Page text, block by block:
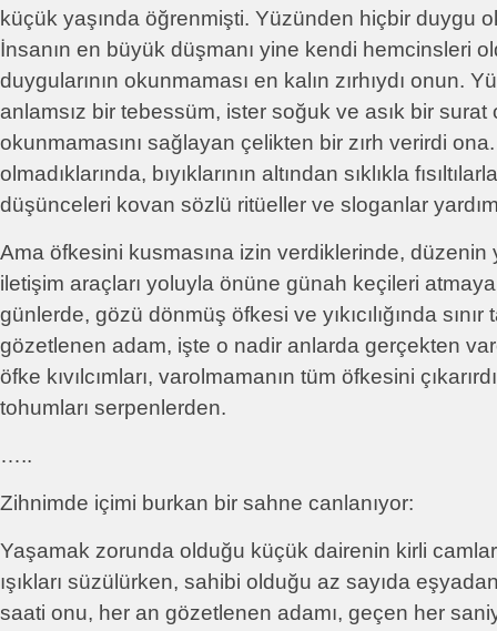
küçük yaşında öğrenmişti. Yüzünden hiçbir duygu
İnsanın en büyük düşmanı yine kendi hemcinsleri
duygularının okunmaması en kalın zırhıydı onun.
anlamsız bir tebessüm, ister soğuk ve asık bir surat
okunmamasını sağlayan çelikten bir zırh verirdi
olmadıklarında, bıyıklarının altından sıklıkla
düşünceleri kovan sözlü ritüeller ve sloganlar
Ama öfkesini kusmasına izin verdiklerinde, düzenin
iletişim araçları yoluyla önüne günah keçileri
günlerde, gözü dönmüş öfkesi ve yıkıcılığında sınır
gözetlenen adam, işte o nadir anlarda gerçekten
öfke kıvılcımları, varolmamanın tüm öfkesini
tohumları serpenlerden.
…..
Zihnimde içimi burkan bir sahne canlanıyor:
Yaşamak zorunda olduğu küçük dairenin kirli
ışıkları süzülürken, sahibi olduğu az sayıda
saati onu, her an gözetlenen adamı, geçen her